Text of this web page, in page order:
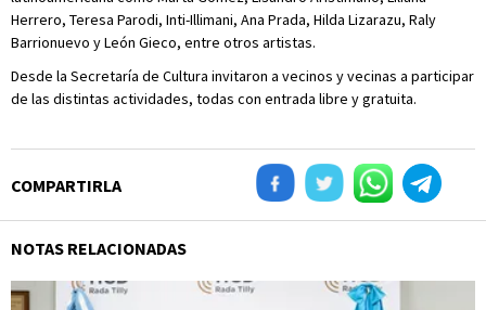
Herrero, Teresa Parodi, Inti-Illimani, Ana Prada, Hilda Lizarazu, Raly
Barrionuevo y León Gieco, entre otros artistas.
Desde la Secretaría de Cultura invitaron a vecinos y vecinas a participar
de las distintas actividades, todas con entrada libre y gratuita.
COMPARTIRLA
NOTAS RELACIONADAS